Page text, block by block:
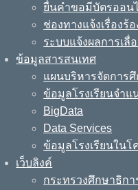
ยื่นคำขอมีบัตรออน
ช่องทางแจ้งเรื่องร้
ระบบแจ้งผลการเลื่
ข้อมูลสารสนเทศ
แผนบริหารจัดการ
ข้อมูลโรงเรียนจำ
BigData
Data Services
ข้อมูลโรงเรียนในโ
เว็บลิงค์
กระทรวงศึกษาธิกา